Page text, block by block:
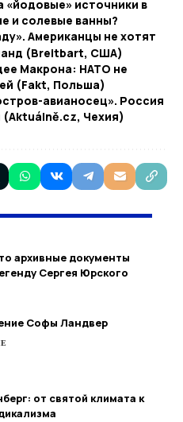
«йодовые» источники в
и солевые ванны?
Американцы не хотят
(Breitbart, США)
Макрона: НАТО не
(Fakt, Польша)
авианосец». Россия
(Aktuálně.cz, Чехия)
архивные документы
Сергея Юрского
Софы Ландвер
от святой климата к